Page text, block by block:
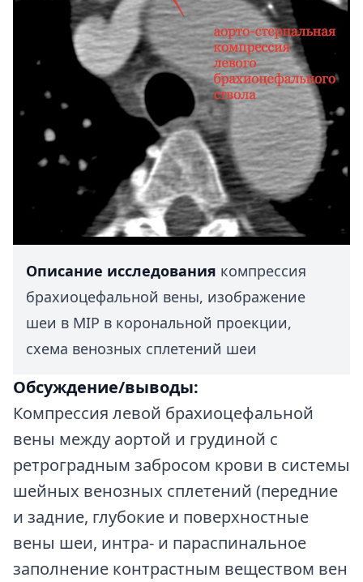
Описание исследования компрессия
брахиоцефальной вены, изображение
шеи в MIP в корональной проекции,
схема венозных сплетений шеи
Обсуждение/выводы:
Компрессия левой брахиоцефальной
вены между аортой и грудиной с
ретроградным забросом крови в системы
шейных венозных сплетений (передние
и задние, глубокие и поверхностные
вены шеи, интра- и параспинальное
заполнение контрастным веществом вен